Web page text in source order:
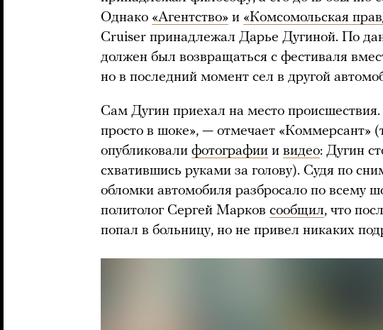
Однако «Агентство» и «Комсомольская
Cruiser принадлежал Дарье Дугиной. По
должен был возвращаться с фестиваля
но в последний момент сел в другой
Сам Дугин приехал на место
просто в шоке», — отмечает «Коммерсант»
опубликовали фотографии и видео: Дугин
схватившись руками за голову). Судя по
обломки автомобиля разбросало по всему
политолог Сергей Марков сообщил, что
попал в больницу, но не привел никаких